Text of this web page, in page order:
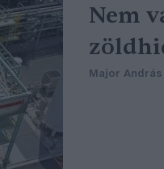
Nem
Major András